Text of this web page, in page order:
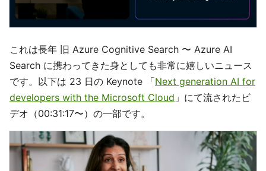
これは長年 旧 Azure Cognitive Search 〜 Azure AI
Search に携わってきた身としても非常に嬉しいニュース
です。以下は 23 日の Keynote 「Next generation AI for
developers with the Microsoft Cloud 」にて流されたビ
デオ（00:31:17〜）の一部です。